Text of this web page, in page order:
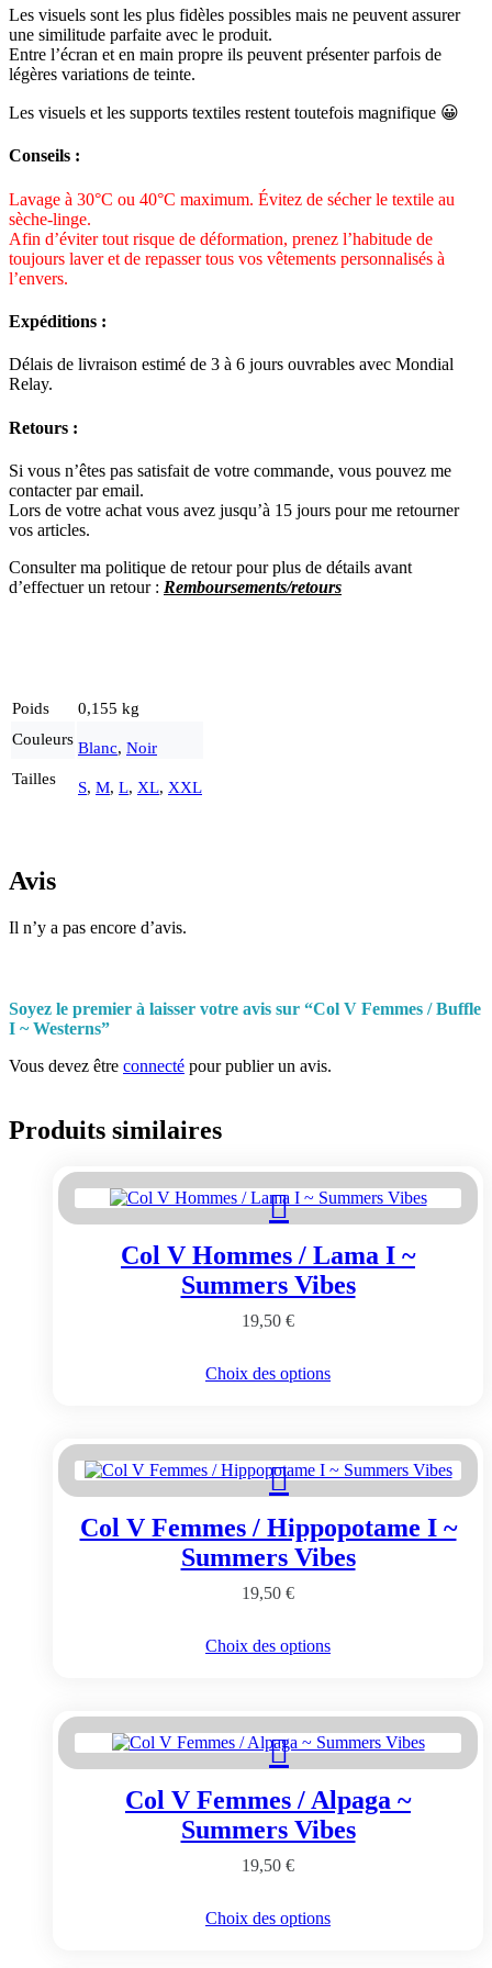
Les visuels sont les plus fidèles possibles mais ne peuvent assurer
une similitude parfaite avec le produit.
Entre l’écran et en main propre ils peuvent présenter parfois de
légères variations de teinte.
Les visuels et les supports textiles restent toutefois magnifique 😀
Conseils :
Lavage à 30°C ou 40°C maximum. Évitez de sécher le textile au
sèche-linge.
Afin d’éviter tout risque de déformation, prenez l’habitude de
toujours laver et de repasser tous vos vêtements personnalisés à
l’envers.
Expéditions :
Délais de livraison estimé de 3 à 6 jours ouvrables avec Mondial
Relay.
Retours :
Si vous n’êtes pas satisfait de votre commande, vous pouvez me
contacter par email.
Lors de votre achat vous avez jusqu’à 15 jours pour me retourner
vos articles.
Consulter ma politique de retour pour plus de détails avant
d’effectuer un retour : Remboursements/retours
Poids
0,155 kg
Couleurs Blanc, Noir
Tailles
S, M, L, XL, XXL
Avis
Il n’y a pas encore d’avis.
Soyez le premier à laisser votre avis sur “Col V Femmes / Buffle
I ~ Westerns”
Vous devez être connecté pour publier un avis.
Produits similaires
Col V Hommes / Lama I ~
Summers Vibes
19,50 €
Choix des options
Ce
Les
options
être
choisies
sur
la
produit
Col V Femmes / Hippopotame I ~
Summers Vibes
19,50 €
Choix des options
Ce
Les
options
être
choisies
sur
la
produit
Col V Femmes / Alpaga ~
Summers Vibes
19,50 €
Choix des options
Ce